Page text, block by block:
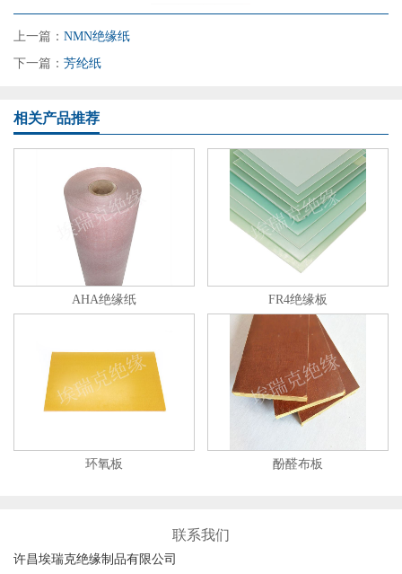
上一篇： NMN绝缘纸
下一篇： 芳纶纸
相关产品推荐
AHA绝缘纸 FR4绝缘板
环氧板 酚醛布板
联系我们
许昌埃瑞克绝缘制品有限公司